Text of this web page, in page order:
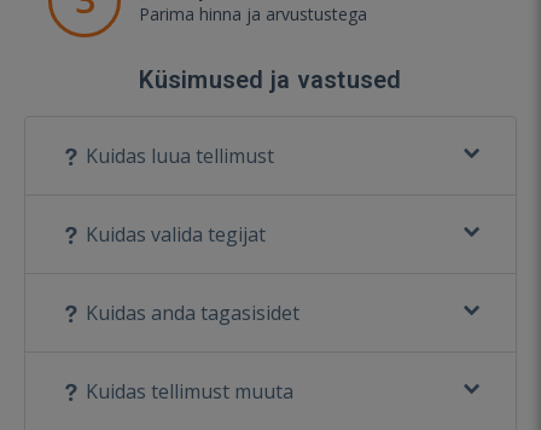
Parima hinna ja arvustustega
Küsimused ja vastused
Kuidas luua tellimust
Kuidas valida tegijat
Kuidas anda tagasisidet
Kuidas tellimust muuta